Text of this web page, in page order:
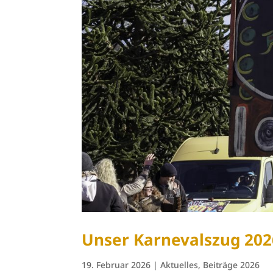
Unser Karnevalszug
19. Februar 2026 |Aktuelles, Beiträge 2026